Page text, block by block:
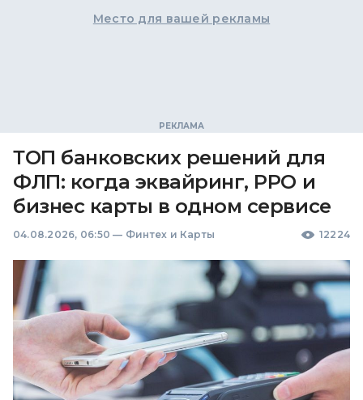
Место для вашей рекламы
ТОП банковских решений для
ФЛП: когда эквайринг, РРО и
бизнес карты в одном сервисе
04.08.2026, 06:50 — Финтех и Карты 12224